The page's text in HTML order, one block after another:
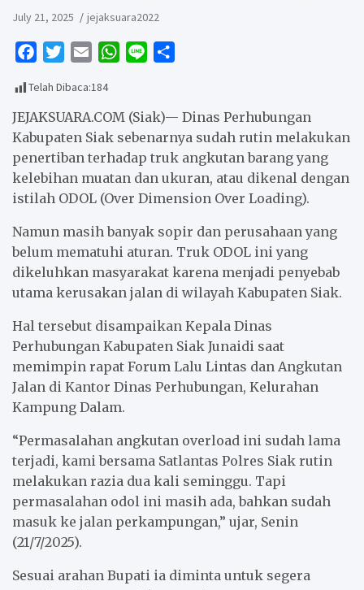
July 21, 2025 jejaksuara2022
c
e
b
o
o
k
i
t
t
e
r
a
i
l
W
t
s
A
p
p
e
r
e
Telah Dibaca:184
JEJAKSUARA.COM (Siak)— Dinas Perhubungan
Kabupaten Siak sebenarnya sudah rutin melakukan
penertiban terhadap truk angkutan barang yang
kelebihan muatan dan ukuran, atau dikenal dengan
istilah ODOL (Over Dimension Over Loading).
Namun masih banyak sopir dan perusahaan yang
belum mematuhi aturan. Truk ODOL ini yang
dikeluhkan masyarakat karena menjadi penyebab
utama kerusakan jalan di wilayah Kabupaten Siak.
Hal tersebut disampaikan Kepala Dinas
Perhubungan Kabupaten Siak Junaidi saat
memimpin rapat Forum Lalu Lintas dan Angkutan
Jalan di Kantor Dinas Perhubungan, Kelurahan
Kampung Dalam.
“Permasalahan angkutan overload ini sudah lama
terjadi, kami bersama Satlantas Polres Siak rutin
melakukan razia dua kali seminggu. Tapi
permasalahan odol ini masih ada, bahkan sudah
masuk ke jalan perkampungan,” ujar, Senin
(21/7/2025).
Sesuai arahan Bupati ia diminta untuk segera